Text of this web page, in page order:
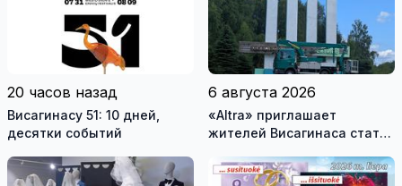
20 часов назад
Висагинасу 51: 10 дней,
десятки событий
6 августа 2026
«Altra» приглашает
жителей Висагинаса стать
обновлённой стелы